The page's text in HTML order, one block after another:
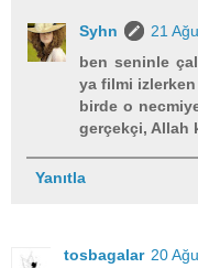
Syhn
21
ben seninle
ya filmi
birde o
gerçekçi, Allah
Yanıtla
tosbagalar 20